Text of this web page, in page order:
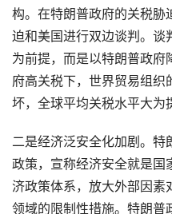
构。在特朗普政府的关税胁
迫和美国进行双边谈判。谈
为前提，而是以特朗普政
府高关税下，世界贸易组织
坏，全球平均关税水平大为
二是经济泛安全化加剧。特
政策，宣称经济安全就是国
济政策体系，放大外部因素
领域的限制性措施。特朗普